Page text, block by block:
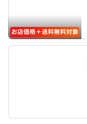
お店価格＋送料無料対象